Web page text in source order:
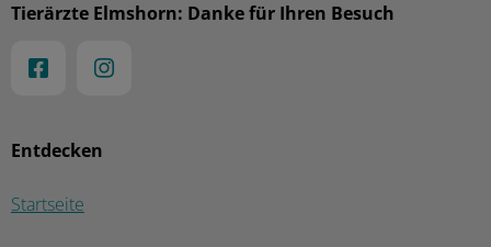
Entdecken
Startseite
Tierärzte Elmshorn: Danke für Ihren Besuch